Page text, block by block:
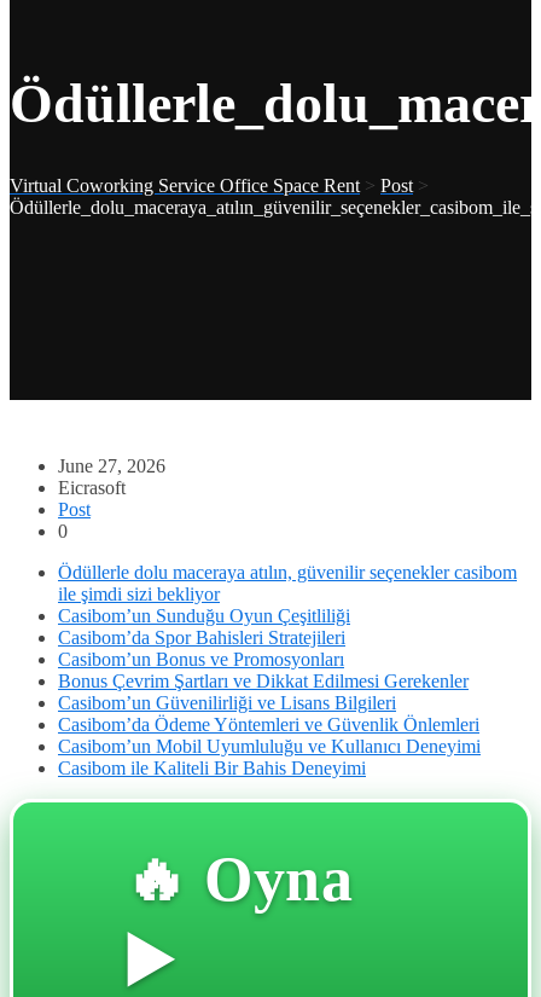
Virtual Coworking Service Office Space Rent > Post >
June 27, 2026
Eicrasoft
Post
0
Ödüllerle dolu maceraya atılın, güvenilir seçenekler casibom
ile şimdi sizi bekliyor
Casibom’un Sunduğu Oyun Çeşitliliği
Casibom’da Spor Bahisleri Stratejileri
Casibom’un Bonus ve Promosyonları
Bonus Çevrim Şartları ve Dikkat Edilmesi Gerekenler
Casibom’un Güvenilirliği ve Lisans Bilgileri
Casibom’da Ödeme Yöntemleri ve Güvenlik Önlemleri
Casibom’un Mobil Uyumluluğu ve Kullanıcı Deneyimi
Casibom ile Kaliteli Bir Bahis Deneyimi
🔥 Oyna
▶️